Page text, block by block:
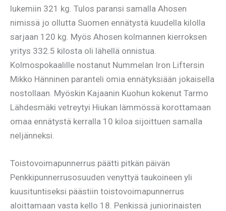
lukemiin 321 kg. Tulos paransi samalla Ahosen
nimissä jo ollutta Suomen ennätystä kuudella kilolla
sarjaan 120 kg. Myös Ahosen kolmannen kierroksen
yritys 332.5 kilosta oli lähellä onnistua.
Kolmospokaalille nostanut Nummelan Iron Liftersin
Mikko Hänninen paranteli omia ennätyksiään jokaisella
nostollaan. Myöskin Kajaanin Kuohun kokenut Tarmo
Lähdesmäki vetreytyi Hiukan lämmössä korottamaan
omaa ennätystä kerralla 10 kiloa sijoittuen samalla
neljänneksi.
Toistovoimapunnerrus päätti pitkän päivän
Penkkipunnerrusosuuden venyttyä taukoineen yli
kuusituntiseksi päästiin toistovoimapunnerrus
aloittamaan vasta kello 18. Penkissä juniorinaisten